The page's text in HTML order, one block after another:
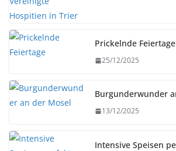
Prickelnde Feiertage
25/12/2025
Burgunderwunder
13/12/2025
Intensive Speisen